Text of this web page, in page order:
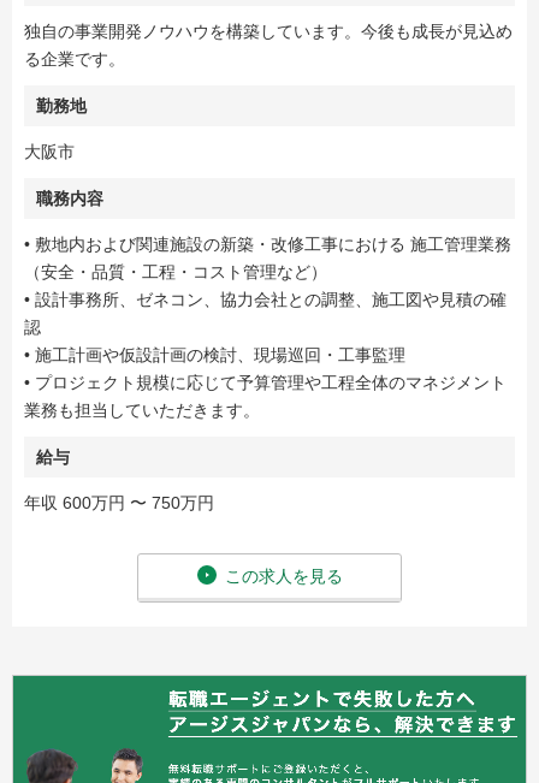
独自の事業開発ノウハウを構築しています。今後も成長が見込め
る企業です。
勤務地
大阪市
職務内容
• 敷地内および関連施設の新築・改修工事における 施工管理業務
（安全・品質・工程・コスト管理など）
• 設計事務所、ゼネコン、協力会社との調整、施工図や見積の確
認
• 施工計画や仮設計画の検討、現場巡回・工事監理
• プロジェクト規模に応じて予算管理や工程全体のマネジメント
業務も担当していただきます。
給与
年収 600万円 〜 750万円
この求人を見る